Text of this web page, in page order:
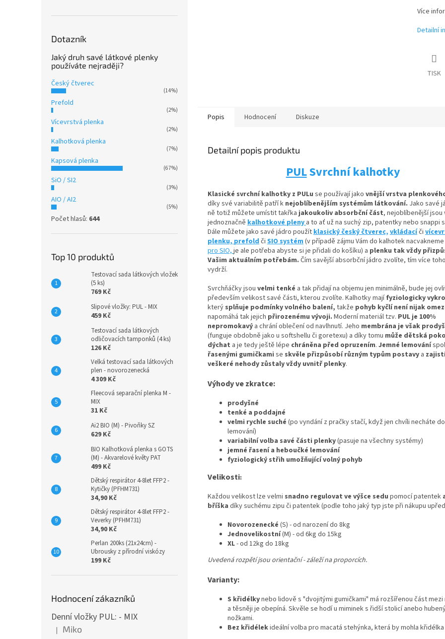
Dotazník
Jaký druh savé látkové plenky
používáte nejraději?
Český čtverec
(14%)
Prefold
(2%)
Vícevrstvá plenka
(2%)
Kalhotková plenka
(7%)
Kapsová plenka
(67%)
SiO / SI2
(3%)
AIO / AI2
(5%)
Počet hlasů: 644
Top 10 produktů
Testovací sada látkových vložek
(5 ks)
769 Kč
Slipové vložky: PUL - MIX
459 Kč
Testovací sada látkových
odličovacích tamponků (4 ks)
126 Kč
Velká testovací sada látkových
plen - novorozenecká
4 309 Kč
Fleecová separační plenka M -
MIX
31 Kč
Ai2 BIO (M) - Pivoňky SZ
629 Kč
BIO Kalhotková plenka s GOTS
(M) - Akvarelové květy PAT
499 Kč
Dětský respirátor 4-8let FFP2 -
Kytičky (PFHM731)
34,90 Kč
Dětský respirátor 4-8let FFP2 -
Veverky (PFHM731)
34,90 Kč
Perlan 200ks (21x24cm) -
Ubrousky z přírodní viskózy
199 Kč
Hodnocení zákazníků
Denní vložky PUL: - MIX
Hodnocení produktu je 5 z 5 hvězdiček.
| Miko
Více
Detailní
TISK
Popis Hodnocení Diskuze
Detailní popis produktu
PULSvrchní kalhotky
Klasické svrchní kalhotky z PULu se používají jako vnější vrstva
díky své variabilitě patří k nejoblíbenějším systémům látkování. Jako savé
ně totiž můžete umístittakřkajakoukoliv absorbčníčást, nejoblíbenější jsou
jednoznačně kalhotkové pleny a to ať už na suchý zip, patentky nebo snappi
Dále můžete jako savé jádro použítklasický český čtverec, vkládacíči
plenku,prefoldči SIO systém(v případě zájmu Vám do kalhotek nacvakneme
pro SIO,je ale potřeba abyste si je přidali do košíku) a plenku tak vždy
Vašim aktuálním potřebám. Čím savější absorbční jádro zvolíte, tím více
vydrží.
Svrchňáčky jsou velmi tenké a tak přidají na objemu jen minimálně, bude jej
především velikost savé části, kterou zvolíte. Kalhotky majífyziologicky
který splňuje podmínky volného balení, takže pohyb kyčlí není nijak
napomáhá tak jejich přirozenému vývoji. Moderní materiál tzv. PUL je 100%
nepromokavý a chrání oblečení od navlhnutí. Jeho membrána je však
(funguje obdobně jako u softshellu či goretexu) a díky tomu může dětská
dýchat a je tedy ještě lépe chráněna před opruzením. Jemné lemování
řasenými gumičkami se skvěle přizpůsobí různým typům postavy a
veškeré nehody zůstaly vždy uvnitř plenky.
Výhody ve zkratce:
prodyšné
tenké a poddajné
velmi rychle suché (po vyndání z pračky stačí, když jen chvíli necháte
lemování)
variabilní volba savé části plenky(pasuje na všechny systémy)
jemné řasení a heboučké lemování
fyziologický střih umožňující volný pohyb
Velikosti:
Každou velikost lze velmi snadno regulovat ve výšce sedu pomocí patentek
bříška díky suchému zipu či patentek (podle toho jaký typ jste při nákupu
Novorozenecké (S) - od narození do 8kg
Jednovelikostní(M) - od 6kg do 15kg
XL- od 12kg do 18kg
Uvedená rozpětí jsou orientační - záleží na proporcích.
Varianty:
S křidélkynebo lidově s "dvojitými gumičkami" má rozšířenou část mezi
a těsněji je obepíná. Skvěle se hodí u miminek s řidší stolicí anebo
nožkami.
Bez křidélekideální volba pro macatá stehýnka, která by mohla